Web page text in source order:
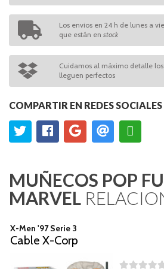
Los envios en 24 h de lunes a
que están en stock
Cuidamos al máximo detalle
lleguen perfectos
COMPARTIR EN REDES SOCIALES
MUÑECOS POP
MARVEL
X-Men '97 Serie 3
Cable X-Corp